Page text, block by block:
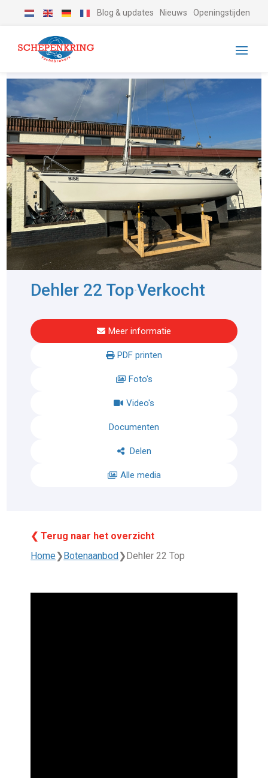
Blog & updates Nieuws Openingstijden
Dehler 22 Top-Verkocht
Meer informatie
PDF printen
Foto's
Video's
Documenten
Delen
Alle media
❮ Terug naar het overzicht
Home❯ Botenaanbod ❯ Dehler 22 Top